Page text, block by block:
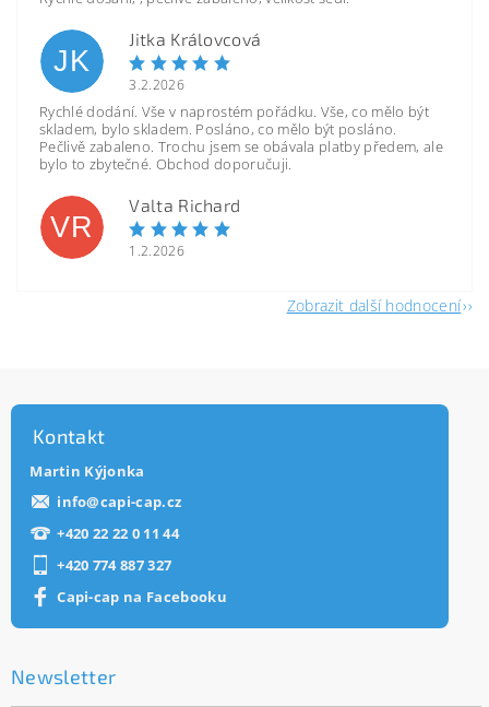
JK
Jitka Královcová
3.2.2026
Rychlé dodání. Vše v naprostém pořádku. Vše, co mělo být
skladem, bylo skladem. Posláno, co mělo být posláno.
Pečlivě zabaleno. Trochu jsem se obávala platby předem, ale
bylo to zbytečné. Obchod doporučuji.
VR
Valta Richard
1.2.2026
Zobrazit další hodnocení
Kontakt
Martin Kýjonka
info@capi-cap.cz
+420 22 22 0 11 44
+420 774 887 327
Capi-cap na Facebooku
Newsletter